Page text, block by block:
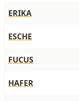
ERIKA
ESCHE
FUCUS
HAFER